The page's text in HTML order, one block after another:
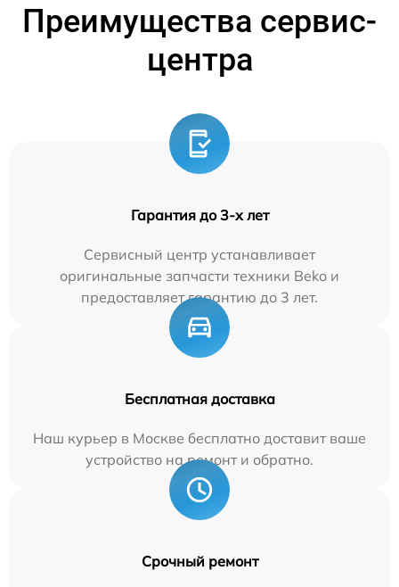
Преимущества сервис-
центра
Гарантия до 3-х лет
Сервисный центр устанавливает
оригинальные запчасти техники Beko и
предоставляет гарантию до 3 лет.
Бесплатная доставка
Наш курьер в Москве бесплатно доставит ваше
устройство на ремонт и обратно.
Срочный ремонт